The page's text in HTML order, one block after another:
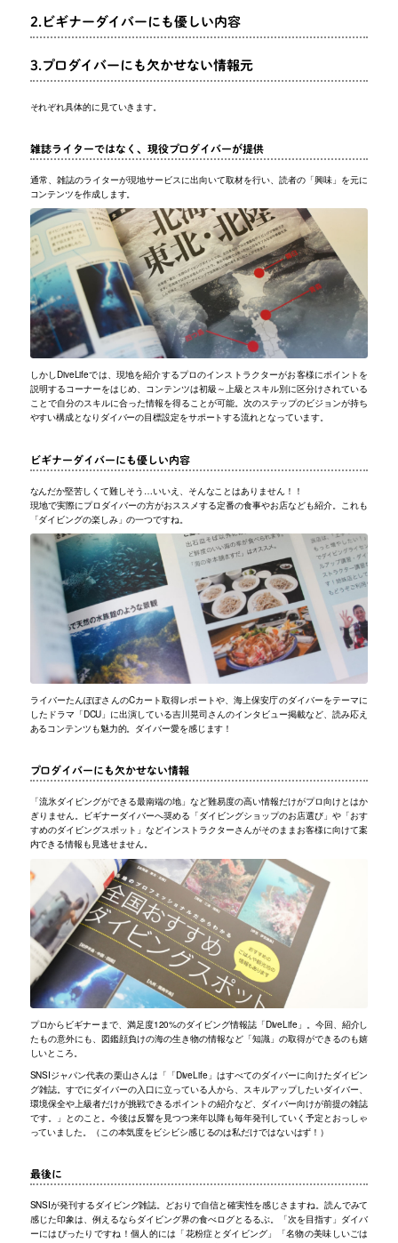
2.ビギナーダイバーにも優しい内容
3.プロダイバーにも欠かせない情報元
それぞれ具体的に見ていきます。
雑誌ライターではなく、現役プロダイバーが提供
通常、雑誌のライターが現地サービスに出向いて取材を行い、読者の「興味」を元に
コンテンツを作成します。
しかしDiveLifeでは、現地を紹介するプロのインストラクターがお客様にポイントを
説明するコーナーをはじめ、コンテンツは初級～上級とスキル別に区分けされている
ことで自分のスキルに合った情報を得ることが可能。次のステップのビジョンが持ち
やすい構成となりダイバーの目標設定をサポートする流れとなっています。
ビギナーダイバーにも優しい内容
なんだか堅苦しくて難しそう…いいえ、そんなことはありません！！
現地で実際にプロダイバーの方がおススメする定番の食事やお店なども紹介。これも
「ダイビングの楽しみ」の一つですね。
ライバーたんぽぽさんのCカート取得レポートや、海上保安庁のダイバーをテーマに
したドラマ「DCU」に出演している吉川晃司さんのインタビュー掲載など、読み応え
あるコンテンツも魅力的。ダイバー愛を感じます！
プロダイバーにも欠かせない情報
「流氷ダイビングができる最南端の地」など難易度の高い情報だけがプロ向けとはか
ぎりません。ビギナーダイバーへ奨める「ダイビングショップのお店選び」や「おす
すめのダイビングスポット」などインストラクターさんがそのままお客様に向けて案
内できる情報も見逃せません。
プロからビギナーまで、満足度120%のダイビング情報誌「DiveLife」。今回、紹介し
たもの意外にも、図鑑顔負けの海の生き物の情報など「知識」の取得ができるのも嬉
しいところ。
SNSIジャパン代表の栗山さんは「「DiveLife」はすべてのダイバーに向けたダイビン
グ雑誌。すでにダイバーの入口に立っている人から、スキルアップしたいダイバー、
環境保全や上級者だけが挑戦できるポイントの紹介など、ダイバー向けが前提の雑誌
です。」とのこと。今後は反響を見つつ来年以降も毎年発刊していく予定とおっしゃ
っていました。（この本気度をビシビシ感じるのは私だけではないはず！）
最後に
SNSIが発刊するダイビング雑誌。どおりで自信と確実性を感じさますね。読んでみて
感じた印象は、例えるならダイビング界の食べログとるるぶ。「次を目指す」ダイバ
ーにはぴったりですね！個人的には「花粉症とダイビング」「名物の美味しいごは